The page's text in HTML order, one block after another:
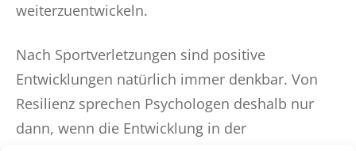
weiterzuentwickeln.
Nach Sportverletzungen sind positive
Entwicklungen natürlich immer denkbar. Von
Resilienz sprechen Psychologen deshalb nur
dann, wenn die Entwicklung in der